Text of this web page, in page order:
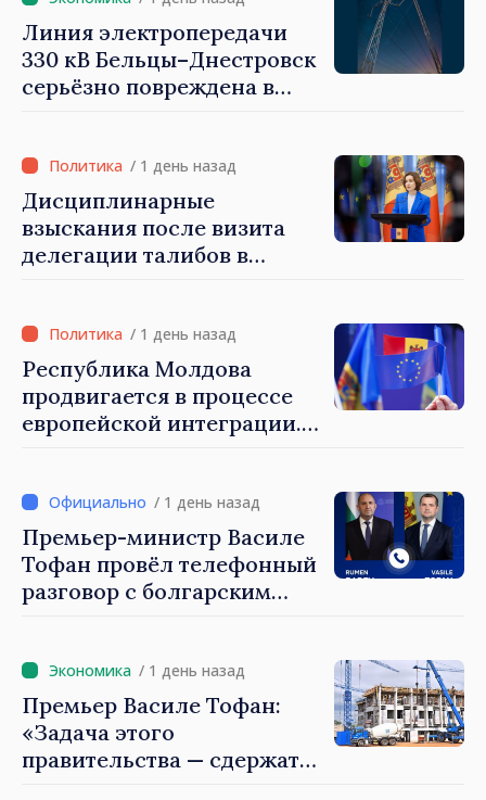
честными»
Линия электропередачи
330 кВ Бельцы–Днестровск
серьёзно повреждена в
/ 1 день назад
Дисциплинарные
взыскания после визита
делегации талибов в
занимающие высокие
должности, не знают
политики государства»
/ 1 день назад
Республика Молдова
продвигается в процессе
европейской интеграции.
блокирует» / 1 день назад
Премьер-министр Василе
Тофан провёл телефонный
разговор с болгарским
/ 1 день назад
Премьер Василе Тофан:
«Задача этого
правительства — сдержать